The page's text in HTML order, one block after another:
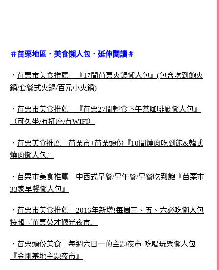
＃苗栗地區．美食懶人包．延伸閱讀＃
． 苗栗市美食推薦｜『17間苗栗火鍋懶人包』(包含吃到飽火
鍋/套餐式火鍋/百元小火鍋)
． 苗栗市美食推薦｜『苗栗27間輕食下午茶咖啡廳懶人包』
（可久坐/有插座/有WIFI）
． 苗栗美食推薦｜苗栗市+苗栗頭份『10間燒肉吃到飽&韓式
燒肉懶人包』
． 苗栗市美食推薦｜中西式早餐/早午餐/早餐吃到飽『苗栗市
33家早餐懶人包』
． 苗栗市美食推薦｜2016年新增!每周三、五、六必吃懶人包
特輯『苗栗英才觀光夜市』
． 苗栗頭份美食｜每週六日一的主題夜市-吃喝玩樂懶人包
『金剛基地主題夜市』